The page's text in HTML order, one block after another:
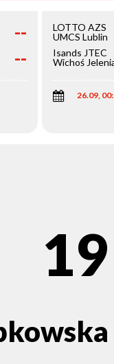
--
--
LOTTO AZS
UMCS Lublin
Isands JTEC
Wichoś
26.09,
19